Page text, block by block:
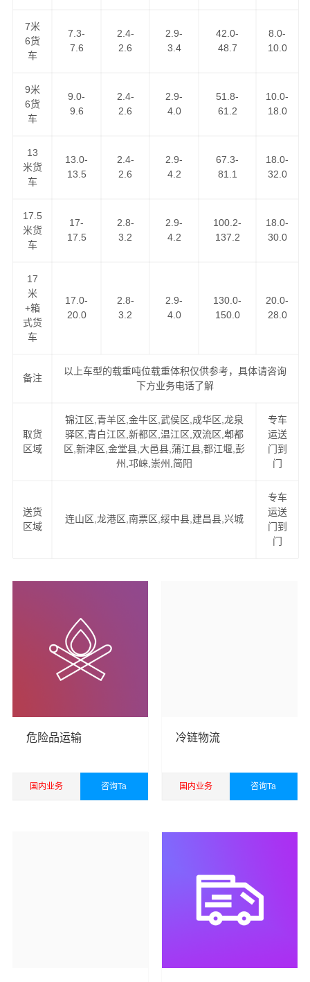
1、低价格、高服务：GPS卫星系统全程跟踪，全程保险，
全程高速。
2、高速往返，自由车辆运输，各种车型具备配送。
4、同样运价比速度，同样速度比服务。做精品运输，创一
流服务。
万信物流公司 将为您全力以赴！
1、提供一站式门到门成都到葫芦岛物流服务（上门提货、
家具拆卸、物品包装、送货到您的家中）。
具、古董、雕塑、艺术品、名贵字画等。
2、可上门看货，现场为客户提供准确报价，并提供运输方
成都货运公司成立于2016年，经营范围包括道路货物运
输，国际货物运输代理，仓储服务，装卸服务，搬运服
赁，办公文化用品，电子产品，五金交电，日用百货销
售，电子商务，从事货物进口及技术进口业务。
面向国内国际为您提供成都到葫芦岛货运专线，包括国内
公路汽车运输
、铁路火车运输、航空货运货运以及国际空
7米
6货
车
7.3-
7.6
2.4-
2.6
2.9-
3.4
42.0-
48.7
8.0-
10.0
9米
6货
车
9.0-
9.6
2.4-
2.6
2.9-
4.0
51.8-
61.2
10.0-
18.0
13
米货
车
13.0-
13.5
2.4-
2.6
2.9-
4.2
67.3-
81.1
18.0-
32.0
17.5
米货
车
17-
17.5
2.8-
3.2
2.9-
4.2
100.2-
137.2
18.0-
30.0
17
米
+箱
式货
车
17.0-
20.0
2.8-
3.2
2.9-
4.0
130.0-
150.0
20.0-
28.0
备注
以上车型的载重吨位载重体积仅供参考，具体请咨询
下方业务电话了解
取货
区域
锦江区,青羊区,金牛区,武侯区,成华区,龙泉
驿区,青白江区,新都区,温江区,双流区,郫都
区,新津区,金堂县,大邑县,蒲江县,都江堰,彭
州,邛崃,崇州,简阳
专车
运送
门到
门
送货
区域
连山区,龙港区,南票区,绥中县,建昌县,兴城
专车
运送
门到
门
危险品运输
国内业务 咨询Ta
冷链物流
国内业务 咨询Ta